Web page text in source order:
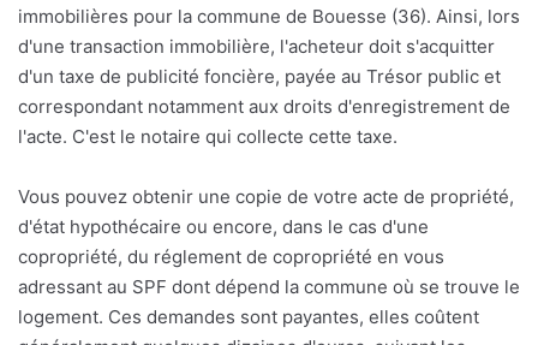
immobilières pour la commune de Bouesse (36). Ainsi, lors
d'une transaction immobilière, l'acheteur doit s'acquitter
d'un taxe de publicité foncière, payée au Trésor public et
correspondant notamment aux droits d'enregistrement de
l'acte. C'est le notaire qui collecte cette taxe.
Vous pouvez obtenir une copie de votre acte de propriété,
d'état hypothécaire ou encore, dans le cas d'une
copropriété, du réglement de copropriété en vous
adressant au SPF dont dépend la commune où se trouve le
logement. Ces demandes sont payantes, elles coûtent